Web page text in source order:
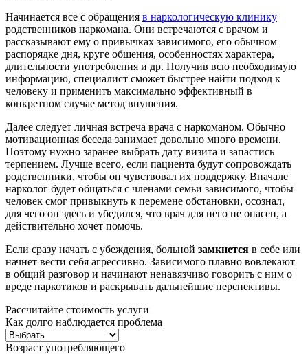
Начинается все с обращения в наркологическую клинику
родственников наркомана. Они встречаются с врачом и
рассказывают ему о привычках зависимого, его обычном
распорядке дня, круге общения, особенностях характера,
длительности употребления и др. Получив всю необходимую
информацию, специалист сможет быстрее найти подход к
человеку и применить максимально эффективный в
конкретном случае метод внушения.
Далее следует личная встреча врача с наркоманом. Обычно
мотивационная беседа занимает довольно много времени.
Поэтому нужно заранее выбрать дату визита и запастись
терпением. Лучше всего, если пациента будут сопровождать
родственники, чтобы он чувствовал их поддержку. Вначале
нарколог будет общаться с членами семьи зависимого, чтобы
человек смог привыкнуть к перемене обстановки, осознал,
для чего он здесь и убедился, что врач для него не опасен, а
действительно хочет помочь.
Если сразу начать с убеждения, больной замкнется в себе или
начнет вести себя агрессивно. Зависимого плавно вовлекают
в общий разговор и начинают ненавязчиво говорить с ним о
вреде наркотиков и раскрывать дальнейшие перспективы.
Рассчитайте стоимость услуги
Как долго наблюдается проблема
Возраст употребляющего